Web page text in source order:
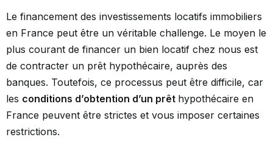
Le financement des investissements locatifs immobiliers
en France peut être un véritable challenge. Le moyen le
plus courant de financer un bien locatif chez nous est
de contracter un prêt hypothécaire, auprès des
banques. Toutefois, ce processus peut être difficile, car
les conditions d’obtention d’un prêt hypothécaire en
France peuvent être strictes et vous imposer certaines
restrictions.